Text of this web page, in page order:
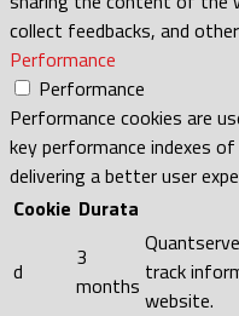
collect feedbacks, and
Performance
Performance
Performance cookies are
key performance indexes
delivering a better user
Cookie Durata
d
3
months track
website.